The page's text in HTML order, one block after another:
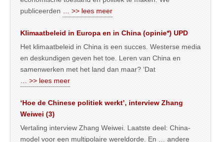
publiceerden … >> lees meer
Klimaatbeleid in Europa en in China (opinie*) UPD
Het klimaatbeleid in China is een succes. Westerse media
en deskundigen geven het toe. Leren van China en
samenwerken met het land dan maar? ‘Dat
… >> lees meer
‘Hoe de Chinese politiek werkt’, interview Zhang
Weiwei (3)
Vertaling interview Zhang Weiwei. Laatste deel: China-
model voor een multipolaire wereldorde. En … andere